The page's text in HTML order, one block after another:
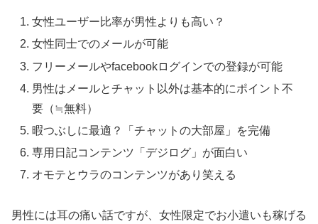
女性ユーザー比率が男性よりも高い？
女性同士でのメールが可能
フリーメールやfacebookログインでの登録が可能
男性はメールとチャット以外は基本的にポイント不
要（≒無料）
暇つぶしに最適？「チャットの大部屋」を完備
専用日記コンテンツ「デジログ」が面白い
オモテとウラのコンテンツがあり笑える
男性には耳の痛い話ですが、女性限定でお小遣いも稼げる